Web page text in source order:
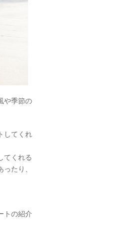
や季節の
してくれ
てくれる
たり、
トの紹介